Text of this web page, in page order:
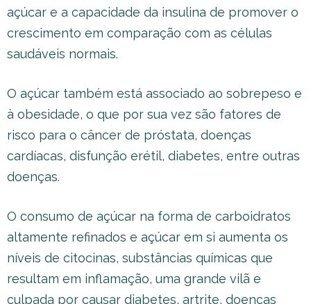
açúcar e a capacidade da insulina de promover o
crescimento em comparação com as células
saudáveis normais.
O açúcar também está associado ao sobrepeso e
à obesidade, o que por sua vez são fatores de
risco para o câncer de próstata, doenças
cardíacas, disfunção erétil, diabetes, entre outras
doenças.
O consumo de açúcar na forma de carboidratos
altamente refinados e açúcar em si aumenta os
níveis de citocinas, substâncias químicas que
resultam em inflamação, uma grande vilã e
culpada por causar diabetes, artrite, doenças